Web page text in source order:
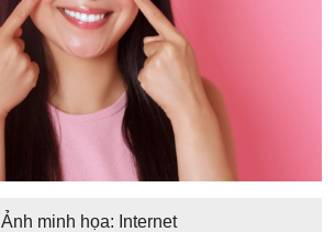
Ảnh minh họa: Internet